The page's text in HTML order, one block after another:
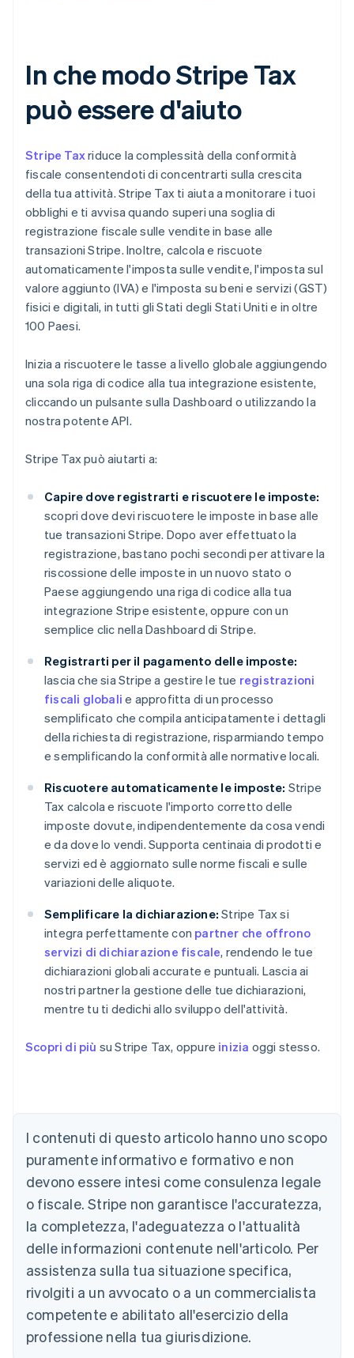
In che modo Stripe Tax
può essere d'aiuto
Stripe Taxriduce la complessità della conformità
fiscale consentendoti di concentrarti sulla crescita
della tua attività. Stripe Tax ti aiuta a monitorare i tuoi
obblighi e ti avvisa quando superi una soglia di
registrazione fiscale sulle vendite in base alle
transazioni Stripe. Inoltre, calcola e riscuote
automaticamente l'imposta sulle vendite, l'imposta sul
valore aggiunto (IVA) e l'imposta su beni e servizi (GST)
fisici e digitali, in tutti gli Stati degli Stati Uniti e in oltre
100 Paesi.
Inizia a riscuotere le tasse a livello globale aggiungendo
una sola riga di codice alla tua integrazione esistente,
cliccando un pulsante sulla Dashboard o utilizzando la
nostra potente API.
Stripe Tax può aiutarti a:
Capire dove registrarti e riscuotere le imposte:
scopri dove devi riscuotere le imposte in base alle
tue transazioni Stripe. Dopo aver effettuato la
registrazione, bastano pochi secondi per attivare la
riscossione delle imposte in un nuovo stato o
Paese aggiungendo una riga di codice alla tua
integrazione Stripe esistente, oppure con un
semplice clic nella Dashboard di Stripe.
Registrarti per il pagamento delle imposte:
lascia che sia Stripe a gestire le tue registrazioni
fiscali globali e approfitta di un processo
semplificato che compila anticipatamente i dettagli
della richiesta di registrazione, risparmiando tempo
e semplificando la conformità alle normative locali.
Riscuotere automaticamente le imposte: Stripe
Tax calcola e riscuote l'importo corretto delle
imposte dovute, indipendentemente da cosa vendi
e da dove lo vendi. Supporta centinaia di prodotti e
servizi ed è aggiornato sulle norme fiscali e sulle
variazioni delle aliquote.
Semplificare la dichiarazione: Stripe Tax si
integra perfettamente con partner che offrono
servizi di dichiarazione fiscale, rendendo le tue
dichiarazioni globali accurate e puntuali. Lascia ai
nostri partner la gestione delle tue dichiarazioni,
mentre tu ti dedichi allo sviluppo dell'attività.
Scopri di più su Stripe Tax, oppure inizia oggi stesso.
I contenuti di questo articolo hanno uno scopo
puramente informativo e formativo e non
devono essere intesi come consulenza legale
o fiscale. Stripe non garantisce l'accuratezza,
la completezza, l'adeguatezza o l'attualità
delle informazioni contenute nell'articolo. Per
assistenza sulla tua situazione specifica,
rivolgiti a un avvocato o a un commercialista
competente e abilitato all'esercizio della
professione nella tua giurisdizione.
English
Austria
Deutsch
Belgio
NederlandsFrançais DeutschEnglish
Brasile
Bulgaria
English